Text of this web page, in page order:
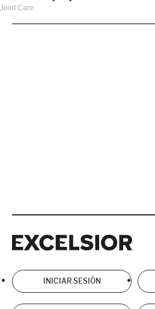
INICIAR SESIÓN